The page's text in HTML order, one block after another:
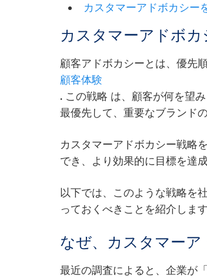
カスタマーアドボカシー
カスタマーアドボカ
顧客アドボカシーとは、優先
顧客体験
. この戦略 は、顧客が何を望
最優先して、重要なブランド
カスタマーアドボカシー戦略
でき、より効果的に目標を達
以下では、このような戦略を
っておくべきことを紹介します
なぜ、カスタマーア
最近の調査によると、企業が